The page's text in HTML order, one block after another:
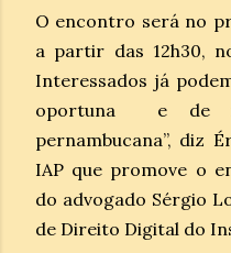
O encontro será no
a partir das 12h30,
Interessados já
oportuna e de
pernambucana”, diz
IAP que promove o
do advogado Sérgio
de Direito Digital do